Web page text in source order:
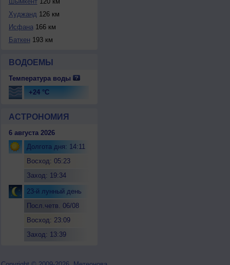
Худжанд 126 км
Исфана166 км
Баткен 193 км
ВОДОЕМЫ
Температура воды
+24 °C
АСТРОНОМИЯ
6 августа 2026
Долгота дня: 14:11
Восход: 05:23
Заход: 19:34
23-й лунный день
Посл.четв. 06/08
Восход: 23:09
Заход: 13:39